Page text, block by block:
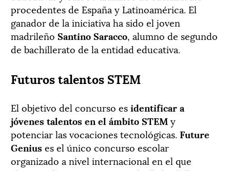
procedentes de España y Latinoamérica. El
ganador de la iniciativa ha sido el joven
madrileño Santino Saracco, alumno de segundo
de bachillerato de la entidad educativa.
Futuros talentos STEM
El objetivo del concurso esidentificar a
jóvenes talentos en el ámbito STEMy
potenciar las vocaciones tecnológicas.Future
Geniuses el único concurso escolar
organizado a nivel internacional en el que